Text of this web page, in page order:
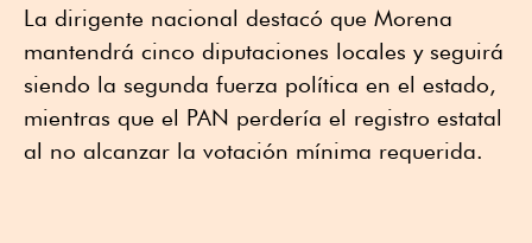
La dirigente nacional destacó que Morena
mantendrá cinco diputaciones locales y seguirá
siendo la segunda fuerza política en el estado,
mientras que el PAN perdería el registro estatal
al no alcanzar la votación mínima requerida.